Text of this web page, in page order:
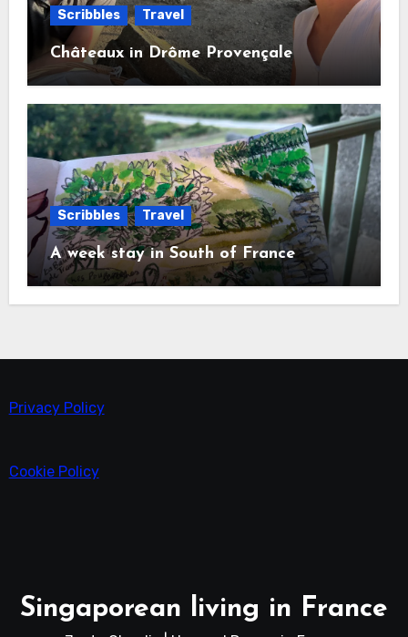
Scribbles Travel
Châteaux in Drôme Provençale
Scribbles Travel
A week stay in South of France
Privacy Policy
Cookie Policy
Singaporean living in France